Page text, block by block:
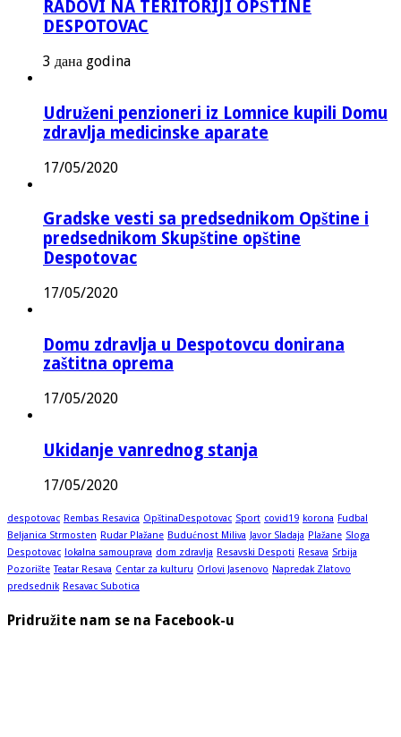
RADOVI NA TERITORIJI OPŠTINE
DESPOTOVAC
3 дана godina
Udruženi penzioneri iz Lomnice kupili Domu
zdravlja medicinske aparate
17/05/2020
Gradske vesti sa predsednikom Opštine i
predsednikom Skupštine opštine
Despotovac
17/05/2020
Domu zdravlja u Despotovcu donirana
zaštitna oprema
17/05/2020
Ukidanje vanrednog stanja
17/05/2020
despotovac Rembas Resavica OpštinaDespotovac Sport covid19 korona Fudbal
Beljanica Strmosten Rudar Plažane Budućnost Miliva Javor Sladaja Plažane Sloga
Despotovac lokalna samouprava dom zdravlja Resavski Despoti Resava Srbija
Pozorište Teatar Resava Centar za kulturu Orlovi Jasenovo Napredak Zlatovo
predsednik Resavac Subotica
Pridružite nam se na Facebook-u